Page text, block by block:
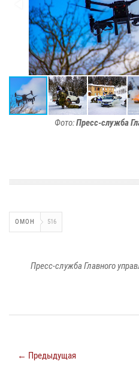
Фото:Пресс-служба
ОМОН 516
Пресс-служба Главного
← Предыдущая